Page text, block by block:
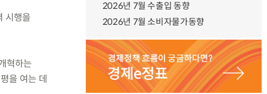
시행을
혁하는
을 여는 데
2026년 7월 수출입 동향
2026년 7월 소비자물가동향